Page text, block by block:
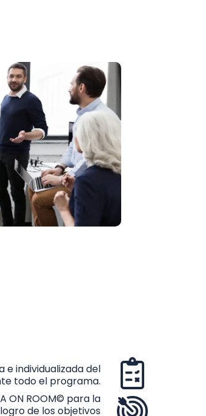
e individualizada del
todo el programa.
ON ROOM© para la
de los objetivos